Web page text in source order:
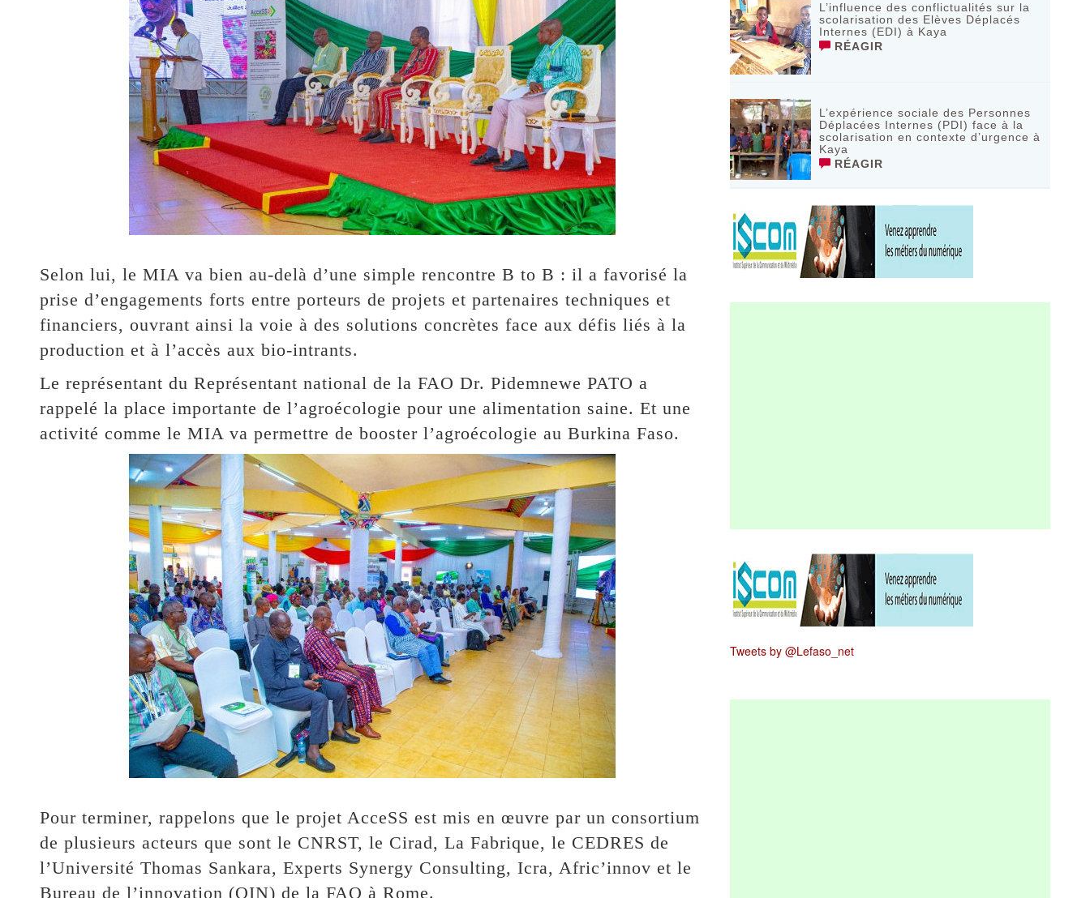
Selon lui, le MIA va bien au-delà d’une simple rencontre B to B : il a favorisé la
prise d’engagements forts entre porteurs de projets et partenaires techniques et
financiers, ouvrant ainsi la voie à des solutions concrètes face aux défis liés à la
production et à l’accès aux bio-intrants.
Le représentant du Représentant national de la FAO Dr. Pidemnewe PATO a
rappelé la place importante de l’agroécologie pour une alimentation saine. Et une
activité comme le MIA va permettre de booster l’agroécologie au Burkina Faso.
Pour terminer, rappelons que le projet AcceSS est mis en œuvre par un consortium
de plusieurs acteurs que sont le CNRST, le Cirad, La Fabrique, le CEDRES de
l’Université Thomas Sankara, Experts Synergy Consulting, Icra, Afric’innov et le
Bureau de l’innovation (OIN) de la FAO à Rome.
L’influence des conflictualités sur la
scolarisation des Elèves Déplacés
Internes (EDI) à Kaya
RÉAGIR
L’expérience sociale des Personnes
Déplacées Internes (PDI) face à la
scolarisation en contexte d’urgence à
Kaya
RÉAGIR
Tweets by @Lefaso_net